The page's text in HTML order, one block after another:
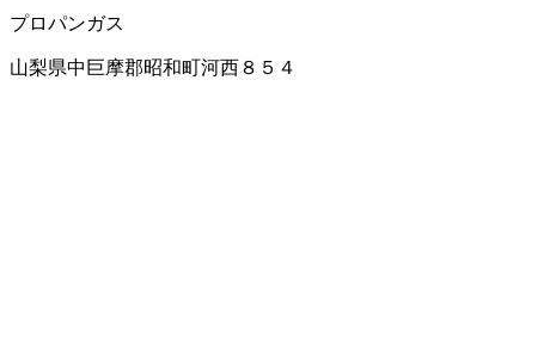
プロパンガス
山梨県中巨摩郡昭和町河西８５４